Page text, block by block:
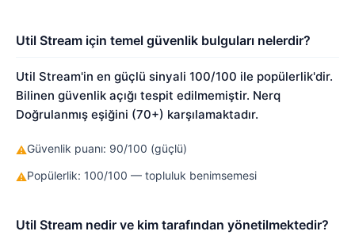
Util Stream için temel güvenlik bulguları nelerdir?
Util Stream'in en güçlü sinyali 100/100 ile popülerlik'dir.
Bilinen güvenlik açığı tespit edilmemiştir. Nerq
Doğrulanmış eşiğini (70+) karşılamaktadır.
⚠Güvenlik puanı: 90/100 (güçlü)
⚠Popülerlik: 100/100 — topluluk benimsemesi
Util Stream nedir ve kim tarafından yönetilmektedir?